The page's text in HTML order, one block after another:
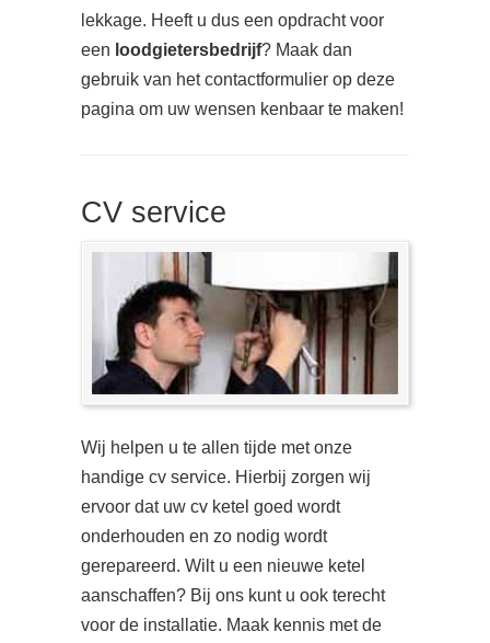
lekkage. Heeft u dus een opdracht voor
een loodgietersbedrijf? Maak dan
gebruik van het contactformulier op deze
pagina om uw wensen kenbaar te maken!
CV service
Wij helpen u te allen tijde met onze
handige cv service. Hierbij zorgen wij
ervoor dat uw cv ketel goed wordt
onderhouden en zo nodig wordt
gerepareerd. Wilt u een nieuwe ketel
aanschaffen? Bij ons kunt u ook terecht
voor de installatie. Maak kennis met de